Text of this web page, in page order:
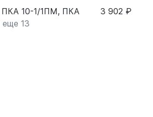
ПКА 10-1/1ПМ, ПКА
еще 13
3 902 ₽